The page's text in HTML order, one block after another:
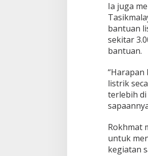
Ia juga
bantuan
sekitar
bantuan.
“Harapan
listrik
terlebih di
Rokhmat
untuk
kegiatan